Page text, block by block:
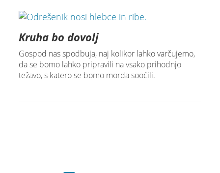
Kruha bo dovolj
Gospod nas spodbuja, naj kolikor lahko varčujemo,
da se bomo lahko pripravili na vsako prihodnjo
težavo, s katero se bomo morda soočili.